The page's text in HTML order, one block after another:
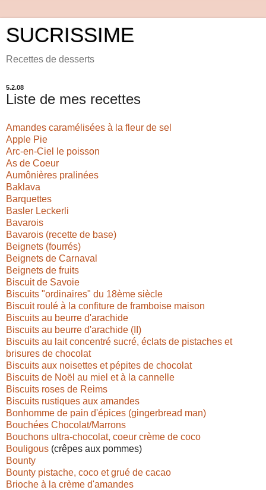
SUCRISSIME
Recettes de desserts
5.2.08
Liste de mes recettes
Amandes caramélisées à la fleur de sel
Apple Pie
Arc-en-Ciel le poisson
As de Coeur
Aumônières pralinées
Baklava
Barquettes
Basler Leckerli
Bavarois
Bavarois (recette de base)
Beignets (fourrés)
Beignets de Carnaval
Beignets de fruits
Biscuit de Savoie
Biscuits "ordinaires" du 18ème siècle
Biscuit roulé à la confiture de framboise maison
Biscuits au beurre d'arachide
Biscuits au beurre d'arachide (II)
Biscuits au lait concentré sucré, éclats de pistaches et
brisures de chocolat
Biscuits aux noisettes et pépites de chocolat
Biscuits de Noël au miel et à la cannelle
Biscuits roses de Reims
Biscuits rustiques aux amandes
Bonhomme de pain d'épices (gingerbread man)
Bouchées Chocolat/Marrons
Bouchons ultra-chocolat, coeur crème de coco
Bouligous (crêpes aux pommes)
Bounty
Bounty pistache, coco et grué de cacao
Brioche à la crème d'amandes